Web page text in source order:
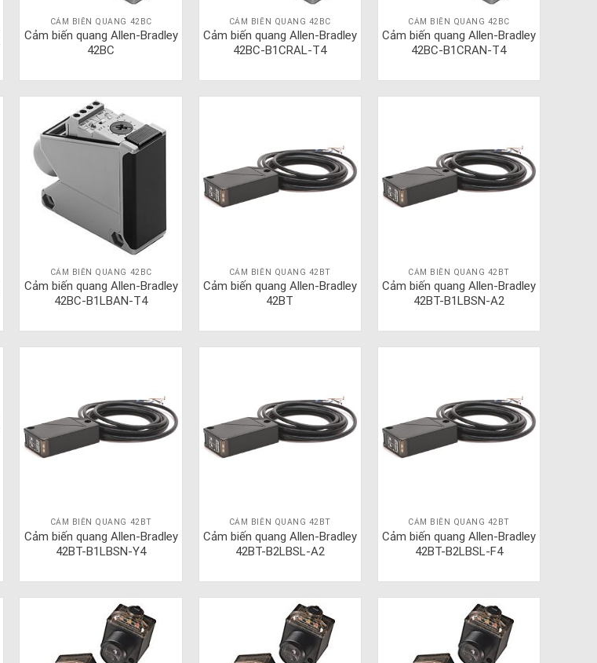
CẢM BIẾN QUANG 42BC
Cảm biến quang Allen-Bradley
42BC
CẢM BIẾN QUANG 42BC
Cảm biến quang Allen-Bradley
42BC-B1CRAL-T4
CẢM BIẾN QUANG 42BC
Cảm biến quang Allen-Bradley
42BC-B1CRAN-T4
CẢM BIẾN QUANG 42BC
Cảm biến quang Allen-Bradley
42BC-B1LBAN-T4
CẢM BIẾN QUANG 42BT
Cảm biến quang Allen-Bradley
42BT
CẢM BIẾN QUANG 42BT
Cảm biến quang Allen-Bradley
42BT-B1LBSN-A2
CẢM BIẾN QUANG 42BT
Cảm biến quang Allen-Bradley
42BT-B1LBSN-Y4
CẢM BIẾN QUANG 42BT
Cảm biến quang Allen-Bradley
42BT-B2LBSL-A2
CẢM BIẾN QUANG 42BT
Cảm biến quang Allen-Bradley
42BT-B2LBSL-F4